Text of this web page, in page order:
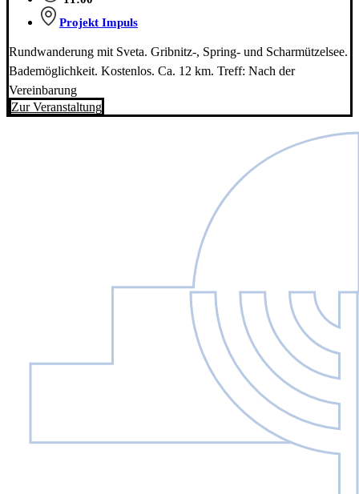
Projekt Impuls
Rundwanderung mit Sveta. Gribnitz-, Spring- und Scharmützelsee.
Bademöglichkeit. Kostenlos. Ca. 12 km. Treff: Nach der
Vereinbarung
Zur Veranstaltung